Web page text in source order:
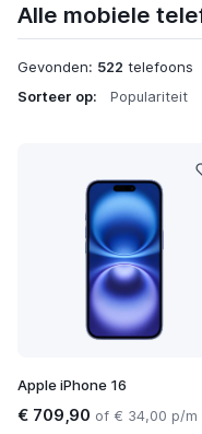
Alle mobiele
Gevonden: 522 telefoons
Sorteer op:
Apple iPhone 16
€ 709,90 of € 34,00 p/m